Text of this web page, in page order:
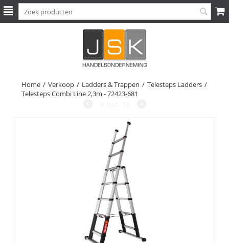
Home / Verkoop / Ladders & Trappen / Telesteps Ladders /
Telesteps Combi Line 2,3m - 72423-681